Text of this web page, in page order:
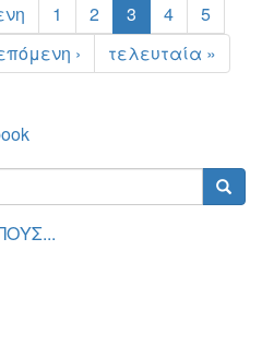
1 2 3 4
5
› τελευταία »